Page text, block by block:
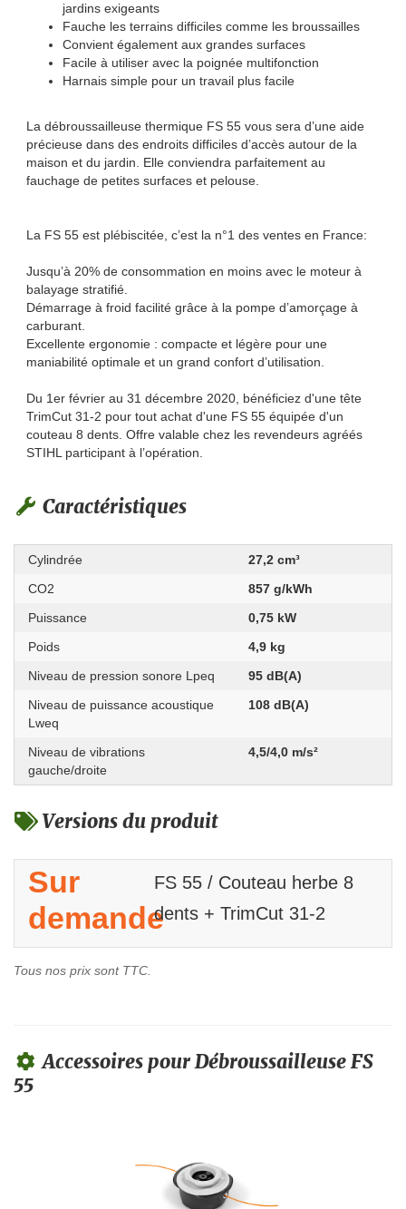
jardins exigeants
Fauche les terrains difficiles comme les broussailles
Convient également aux grandes surfaces
Facile à utiliser avec la poignée multifonction
Harnais simple pour un travail plus facile
La débroussailleuse thermique FS 55 vous sera d’une aide
précieuse dans des endroits difficiles d’accès autour de la
maison et du jardin. Elle conviendra parfaitement au
fauchage de petites surfaces et pelouse.
La FS 55 est plébiscitée, c’est la n°1 des ventes en France:
Jusqu’à 20% de consommation en moins avec le moteur à
balayage stratifié.
Démarrage à froid facilité grâce à la pompe d’amorçage à
carburant.
Excellente ergonomie : compacte et légère pour une
maniabilité optimale et un grand confort d’utilisation.
Du 1er février au 31 décembre 2020, bénéficiez d'une tête
TrimCut 31-2 pour tout achat d'une FS 55 équipée d'un
couteau 8 dents. Offre valable chez les revendeurs agréés
STIHL participant à l’opération.
Caractéristiques
Cylindrée
27,2 cm³
CO2
857 g/kWh
Puissance
0,75 kW
Poids
4,9 kg
Niveau de pression sonore Lpeq
95 dB(A)
Niveau de puissance acoustique
Lweq
108 dB(A)
Niveau de vibrations
gauche/droite
4,5/4,0 m/s²
Versions du produit
Sur
demande
FS 55 / Couteau herbe 8
dents + TrimCut 31-2
Tous nos prix sont TTC.
Accessoires pour Débroussailleuse FS
55